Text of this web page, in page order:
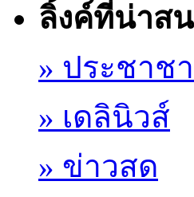
ลิ้งค์ที่น่าส
» ประชาช
» เดลินิวส์
» ข่าวสด